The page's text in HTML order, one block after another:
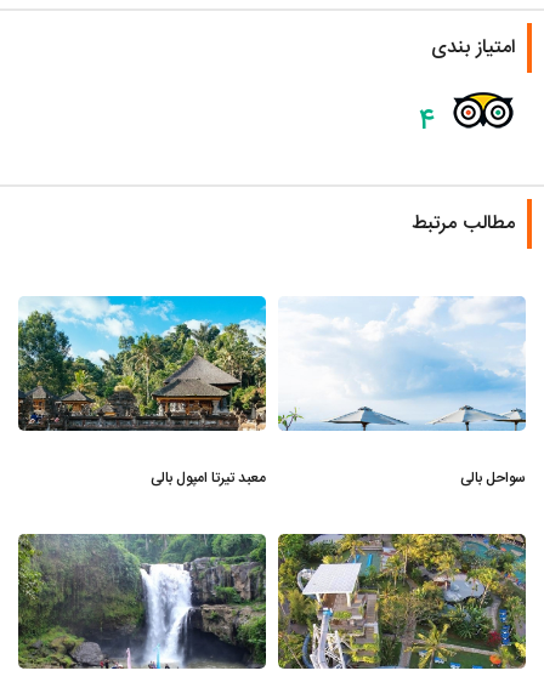
امتیاز بندی
۴
مطالب مرتبط
سواحل بالی معبد تیرتا امپول بالی